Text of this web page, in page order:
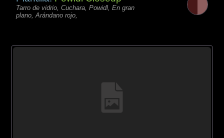
Tarro de vidrio, Cuchara, Powidl, En gran
plano, Arándano rojo,